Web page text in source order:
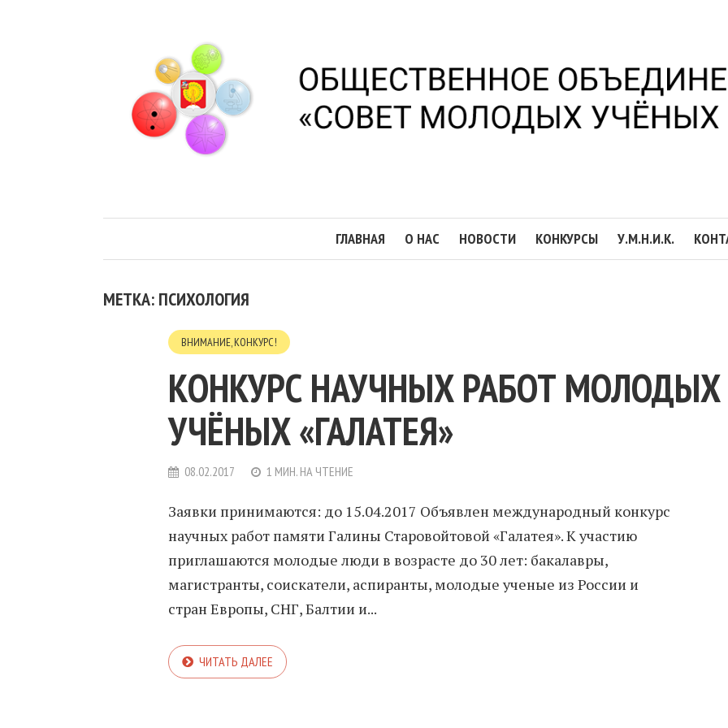
ГЛАВНАЯ О НАС НОВОСТИ КОНКУРСЫ У.М.Н.И.К.
МЕТКА: ПСИХОЛОГИЯ
ВНИМАНИЕ, КОНКУРС!
КОНКУРС НАУЧНЫХ РАБОТ МОЛОДЫХ
УЧЁНЫХ «ГАЛАТЕЯ»
08.02.2017 1 МИН. НА ЧТЕНИЕ
Заявки принимаются: до 15.04.2017 Объявлен международный конкурс
научных работ памяти Галины Старовойтовой «Галатея». К участию
приглашаются молодые люди в возрасте до 30 лет: бакалавры,
магистранты, соискатели, аспиранты, молодые ученые из России и
стран Европы, СНГ, Балтии и...
ЧИТАТЬ ДАЛЕЕ